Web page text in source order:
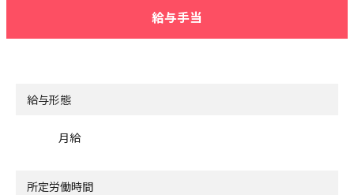
給与手当
給与形態
月給
所定労働時間